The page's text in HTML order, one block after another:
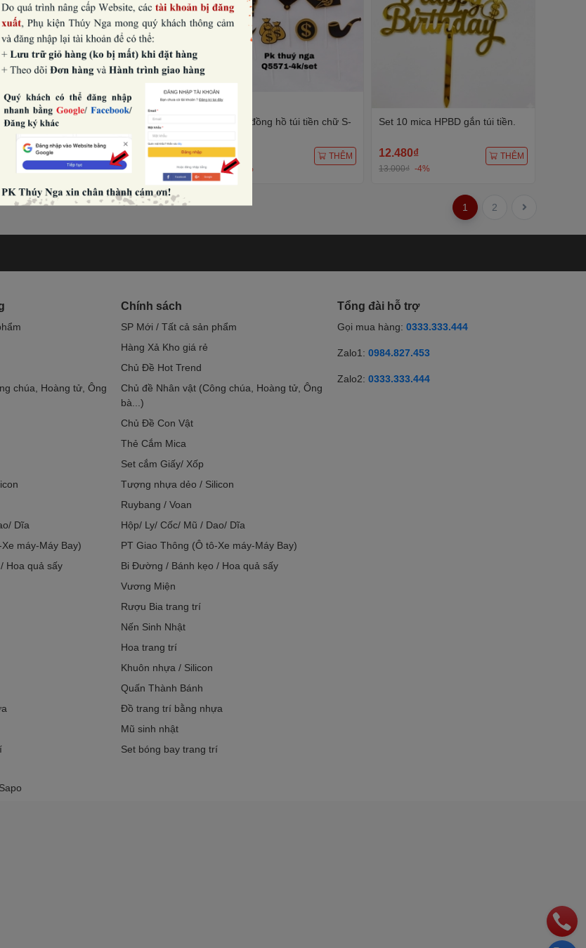
Set giấy 5 chữ S vàng đỏ 3D.
3.840₫
4.000₫ -4%
THÊM
CAM-Set đồng hồ túi tiền chữ S-
4.000₫ -4%
THÊM
Set 10 mica HPBD gắn túi tiền.
12.480₫
13.000₫ -4%
THÊM
1 2
chúa, Hoàng tử, Ông
Dĩa
máy-Máy Bay)
Hoa quả sấy
Chính sách
SP Mới / Tất cả sản phẩm
Hàng Xả Kho giá rẻ
Chủ Đề Hot Trend
Chủ đề Nhân vật (Công chúa, Hoàng tử, Ông
bà...)
Chủ Đề Con Vật
Thẻ Cắm Mica
Set cắm Giấy/ Xốp
Tượng nhựa dẻo / Silicon
Ruybang / Voan
Hộp/ Ly/ Cốc/ Mũ / Dao/ Dĩa
PT Giao Thông (Ô tô-Xe máy-Máy Bay)
Bi Đường / Bánh kẹo / Hoa quả sấy
Vương Miện
Rượu Bia trang trí
Nến Sinh Nhật
Hoa trang trí
Khuôn nhựa / Silicon
Quấn Thành Bánh
Đồ trang trí bằng nhựa
Mũ sinh nhật
Set bóng bay trang trí
Tổng đài hỗ trợ
Gọi mua hàng: 0333.333.444
Zalo1: 0984.827.453
Zalo2: 0333.333.444
Sapo